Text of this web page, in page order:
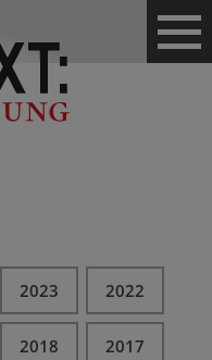
2023 2022
2018 2017